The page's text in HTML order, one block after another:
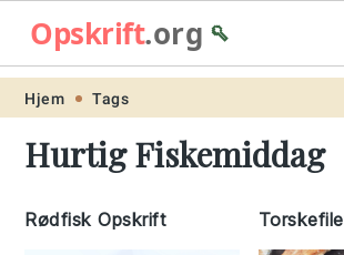
Skip
primary
Skip
main
Skip
primary
Skip
footer
Opskrift.org🥄
Hjem Tags
Hurtig Fiskemiddag
Rødfisk Opskrift